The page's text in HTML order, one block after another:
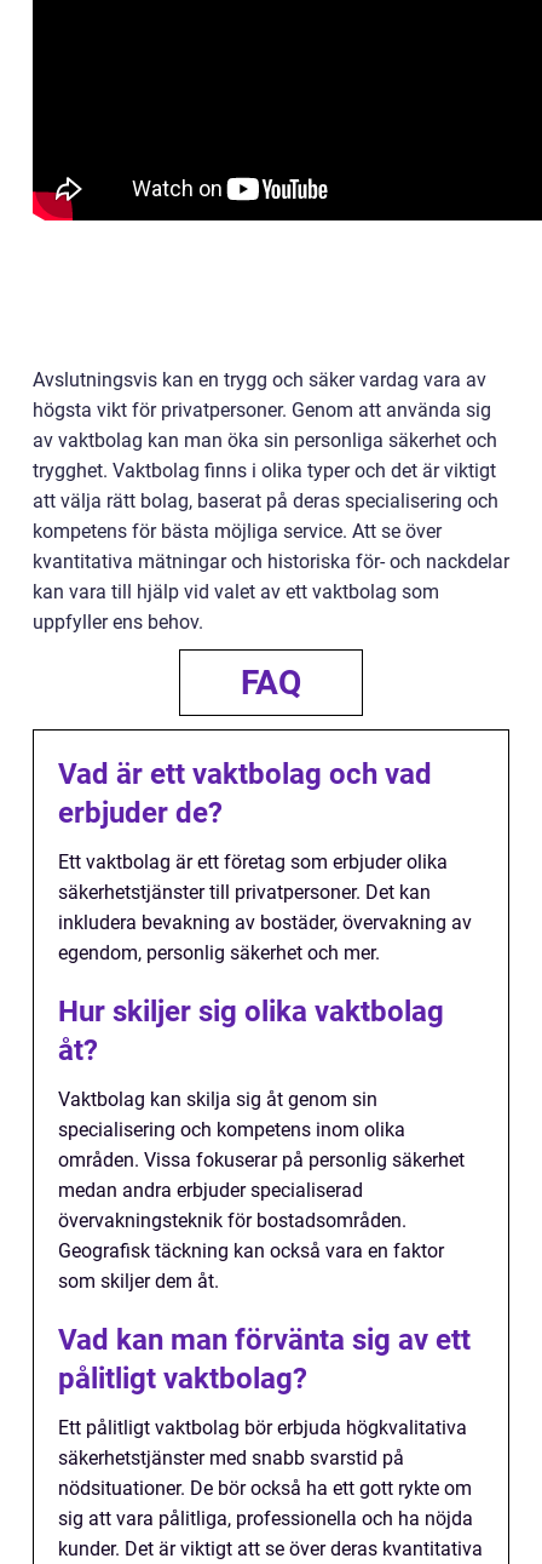
Avslutningsvis kan en trygg och säker vardag vara av
högsta vikt för privatpersoner. Genom att använda sig
av vaktbolag kan man öka sin personliga säkerhet och
trygghet. Vaktbolag finns i olika typer och det är viktigt
att välja rätt bolag, baserat på deras specialisering och
kompetens för bästa möjliga service. Att se över
kvantitativa mätningar och historiska för- och nackdelar
kan vara till hjälp vid valet av ett vaktbolag som
uppfyller ens behov.
FAQ
Vad är ett vaktbolag och vad
erbjuder de?
Ett vaktbolag är ett företag som erbjuder olika
säkerhetstjänster till privatpersoner. Det kan
inkludera bevakning av bostäder, övervakning av
egendom, personlig säkerhet och mer.
Hur skiljer sig olika vaktbolag
åt?
Vaktbolag kan skilja sig åt genom sin
specialisering och kompetens inom olika
områden. Vissa fokuserar på personlig säkerhet
medan andra erbjuder specialiserad
övervakningsteknik för bostadsområden.
Geografisk täckning kan också vara en faktor
som skiljer dem åt.
Vad kan man förvänta sig av ett
pålitligt vaktbolag?
Ett pålitligt vaktbolag bör erbjuda högkvalitativa
säkerhetstjänster med snabb svarstid på
nödsituationer. De bör också ha ett gott rykte om
sig att vara pålitliga, professionella och ha nöjda
kunder. Det är viktigt att se över deras kvantitativa